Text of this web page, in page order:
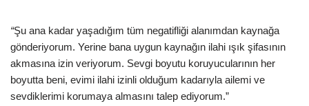
“Şu ana kadar yaşadığım tüm negatifliği alanımdan kaynağa
gönderiyorum. Yerine bana uygun kaynağın ilahi ışık şifasının
akmasına izin veriyorum. Sevgi boyutu koruyucularının her
boyutta beni, evimi ilahi izinli olduğum kadarıyla ailemi ve
sevdiklerimi korumaya almasını talep ediyorum.”